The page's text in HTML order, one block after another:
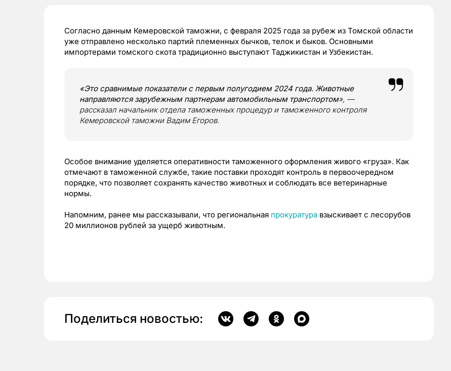
Согласно данным Кемеровской таможни, с февраля 2025 года за рубеж из Томской области
уже отправлено несколько партий племенных бычков, телок и быков. Основными
импортерами томского скота традиционно выступают Таджикистан и Узбекистан.
«Это сравнимые показатели с первым полугодием 2024 года. Животные
направляются зарубежным партнерам автомобильным транспортом», —
рассказал начальник отдела таможенных процедур и таможенного контроля
Кемеровской таможни Вадим Егоров.
Особое внимание уделяется оперативности таможенного оформления живого «груза». Как
отмечают в таможенной службе, такие поставки проходят контроль в первоочередном
порядке, что позволяет сохранять качество животных и соблюдать все ветеринарные
нормы.
Напомним, ранее мы рассказывали, что региональная прокуратура взыскивает с лесорубов
20 миллионов рублей за ущерб животным.
Поделиться новостью: